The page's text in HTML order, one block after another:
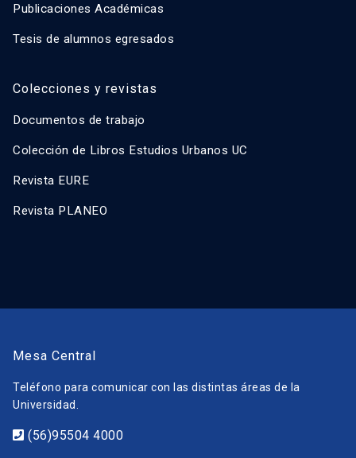
Publicaciones Académicas
Tesis de alumnos egresados
Colecciones y revistas
Documentos de trabajo
Colección de Libros Estudios Urbanos UC
Revista EURE
Revista PLANEO
Mesa Central
Teléfono para comunicar con las distintas áreas de la
Universidad.
(56)95504 4000